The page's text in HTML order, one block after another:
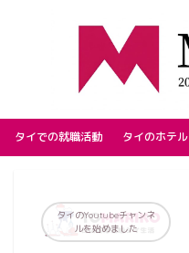
タイでの就職活動 タイのホテル
タイのYoutubeチャンネ
ルを始めました